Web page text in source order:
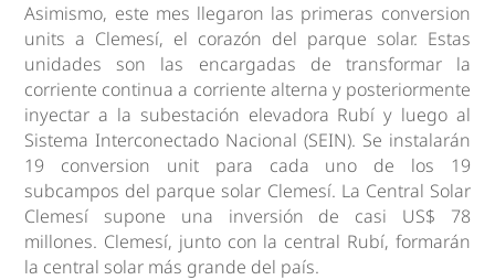
Asimismo, este mes llegaron las primeras conversion
units a Clemesí, el corazón del parque solar. Estas
unidades son las encargadas de transformar la
corriente continua a corriente alterna y posteriormente
inyectar a la subestación elevadora Rubí y luego al
Sistema Interconectado Nacional (SEIN). Se instalarán
19 conversion unit para cada uno de los 19
subcampos del parque solar Clemesí. La Central Solar
Clemesí supone una inversión de casi US$ 78
millones. Clemesí, junto con la central Rubí, formarán
la central solar más grande del país.